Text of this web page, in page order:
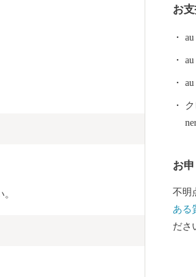
ール】 坂井市は福井県の北部に位置
倉
故郷です。) その
ら
て
笑顔
願いします。 〈
方
お
お
不明
ある
ださ